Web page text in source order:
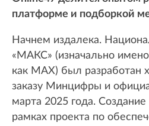
платформе и подборкой
Начнем издалека.
«МАКС» (изначально
как MAX) был разработан
заказу Минцифры и
марта 2025 года.
рамках проекта по